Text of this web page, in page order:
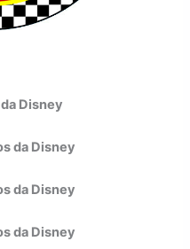
Disney
da Disney
da Disney
da Disney